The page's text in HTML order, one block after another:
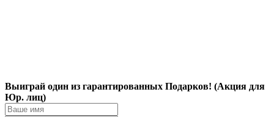
Выиграй один из гарантированных Подарков! (Акция для
Юр. лиц)